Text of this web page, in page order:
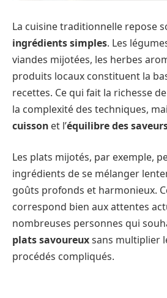
La cuisine traditionnelle repose
ingrédients simples. Les
viandes mijotées, les herbes
produits locaux constituent la
recettes. Ce qui fait la richesse
la complexité des techniques,
cuisson et l’équilibre des
Les plats mijotés, par exemple,
ingrédients de se mélanger
goûts profonds et harmonieux.
correspond bien aux attentes
nombreuses personnes qui
plats savoureuxsans multiplier
procédés compliqués.